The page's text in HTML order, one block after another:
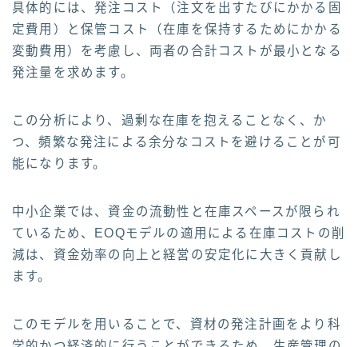
具体的には、発注コスト（注文を出すたびにかかる固
定費用）と保管コスト（在庫を保持するためにかかる
変動費用）を考慮し、両者の合計コストが最小となる
発注量を求めます。
この分析により、過剰な在庫を抱えることなく、か
つ、頻繁な発注による余分なコストを避けることが可
能になります。
中小企業では、資金の流動性と在庫スペースが限られ
ているため、EOQモデルの適用による在庫コストの削
減は、資金効率の向上と経営の安定化に大きく貢献し
ます。
このモデルを用いることで、資材の発注計画をより科